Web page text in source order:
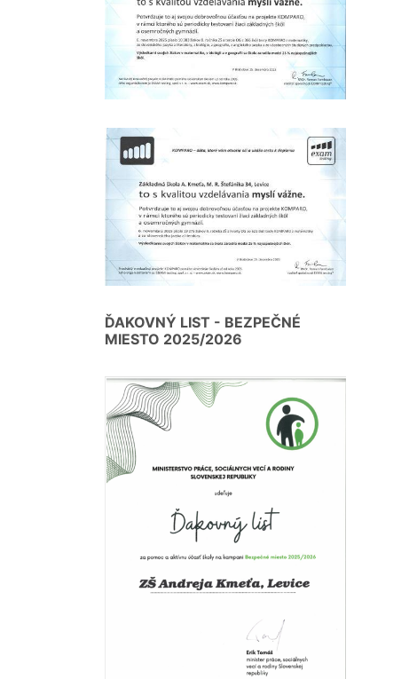
ĎAKOVNÝ LIST - BEZPEČNÉ
MIESTO 2025/2026